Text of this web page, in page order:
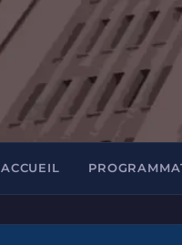
ACCUEIL